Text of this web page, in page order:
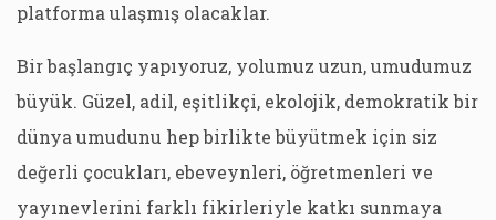
platforma ulaşmış olacaklar.
Bir başlangıç yapıyoruz, yolumuz uzun, umudumuz
büyük. Güzel, adil, eşitlikçi, ekolojik, demokratik bir
dünya umudunu hep birlikte büyütmek için siz
değerli çocukları, ebeveynleri, öğretmenleri ve
yayınevlerini farklı fikirleriyle katkı sunmaya